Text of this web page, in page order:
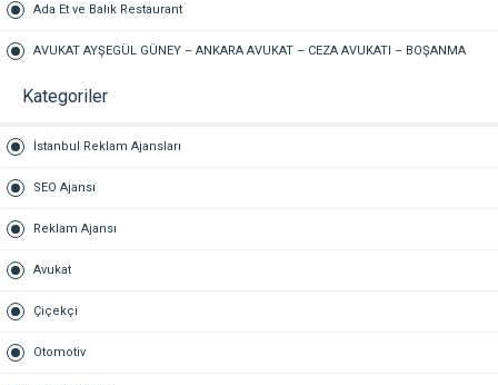
SEO AJANSI, DİJİTAL PAZARLAMA AJANSI, SOSYAL MEDYA AJANSI, 360
REKLAM
Ada Et ve Balık Restaurant
AVUKAT AYŞEGÜL GÜNEY – ANKARA AVUKAT – CEZA AVUKATI – BOŞANMA
AVUKATI – TAZMİNAT AVUKATI
Kategoriler
İstanbul Reklam Ajansları
SEO Ajansı
Reklam Ajansı
Avukat
Çiçekçi
Otomotiv